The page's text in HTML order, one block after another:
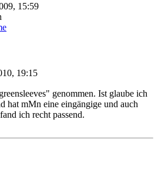
15:59
19:15
genommen. Ist glaube ich
hat mMn eine eingängige und auch
ich recht passend.